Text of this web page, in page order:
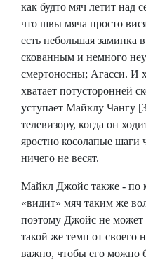
как будто мяч летит над
что швы мяча просто
есть небольшая заминка
скованным и немного
смертоносны; Агасси. И
хватает потусторонней
уступает Майклу Чангу
телевизору, когда он
яростно косолапые шаги
ничего не весят.
Майкл Джойс также - по
«видит» мяч таким же
поэтому Джойс не может
такой же темп от своего
важно, чтобы его можно